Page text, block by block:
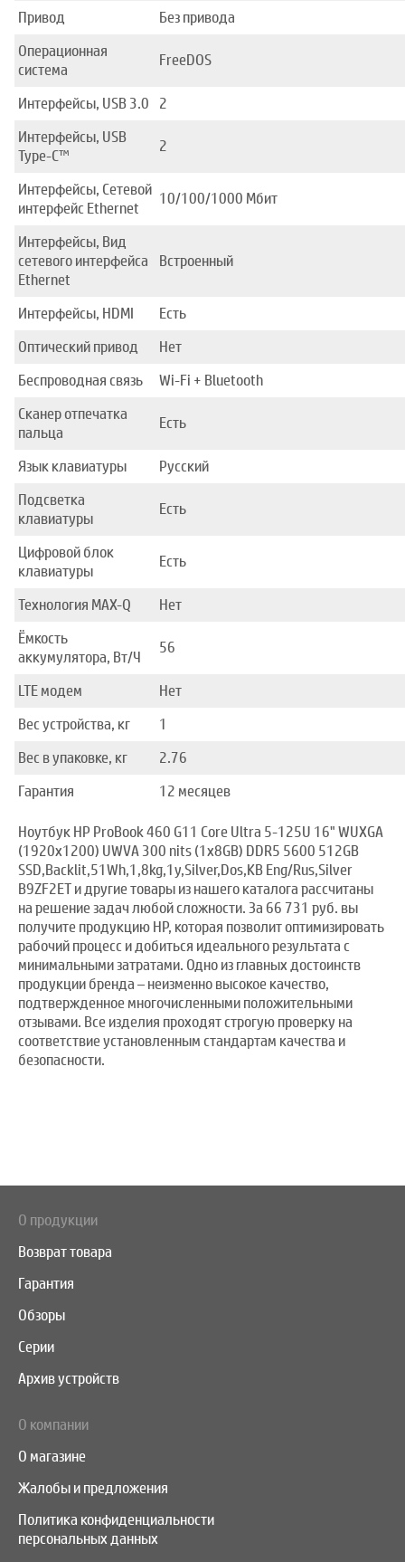
Привод
Без привода
Операционная
система
FreeDOS
Интерфейсы, USB 3.0
2
Интерфейсы, USB
Type-C™
2
Интерфейсы, Сетевой
интерфейс Ethernet
10/100/1000 Mбит
Интерфейсы, Вид
сетевого интерфейса
Ethernet
Встроенный
Интерфейсы, HDMI
Есть
Оптический привод
Нет
Беспроводная связь
Wi-Fi + Bluetooth
Сканер отпечатка
пальца
Есть
Язык клавиатуры
Русский
Подсветка
клавиатуры
Есть
Цифровой блок
клавиатуры
Есть
Технология MAX-Q
Нет
Ёмкость
аккумулятора, Вт/Ч
56
LTE модем
Нет
Вес устройства, кг
1
Вес в упаковке, кг
2.76
Гарантия
12 месяцев
Ноутбук HP ProBook 460 G11 Core Ultra 5-125U 16" WUXGA
(1920x1200) UWVA 300 nits (1x8GB) DDR5 5600 512GB
SSD,Backlit,51Wh,1,8kg,1y,Silver,Dos,KB Eng/Rus,Silver
B9ZF2ET и другие товары из нашего каталога рассчитаны
на решение задач любой сложности. За 66 731 руб. вы
получите продукцию HP, которая позволит оптимизировать
рабочий процесс и добиться идеального результата с
минимальными затратами. Одно из главных достоинств
продукции бренда – неизменно высокое качество,
подтвержденное многочисленными положительными
отзывами. Все изделия проходят строгую проверку на
соответствие установленным стандартам качества и
безопасности.
О продукции
Возврат товара
Гарантия
Обзоры
Серии
Архив устройств
О компании
О магазине
Жалобы и предложения
Политика конфиденциальности
персональных данных